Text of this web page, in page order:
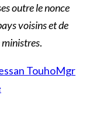
outre le nonce
voisins et de
.
TouhoMgr